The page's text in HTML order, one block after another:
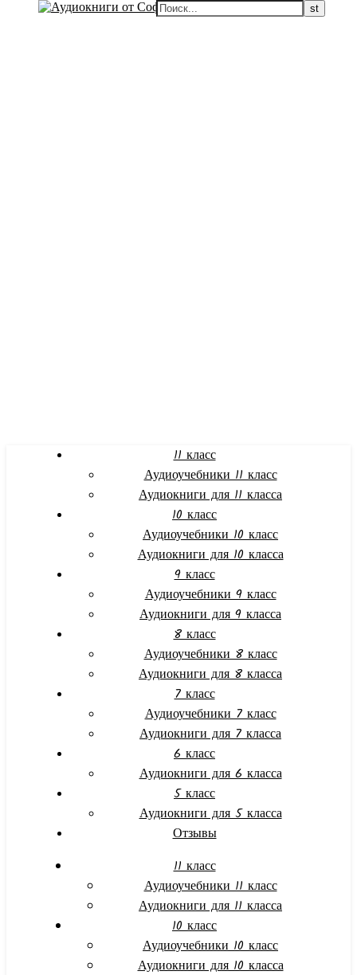
11 класс
Аудиоучебники 11 класс
Аудиокниги для 11 класса
10 класс
Аудиоучебники 10 класс
Аудиокниги для 10 класса
9 класс
Аудиоучебники 9 класс
Аудиокниги для 9 класса
8 класс
Аудиоучебники 8 класс
Аудиокниги для 8 класса
7 класс
Аудиоучебники 7 класс
Аудиокниги для 7 класса
6 класс
Аудиокниги для 6 класса
5 класс
Аудиокниги для 5 класса
Отзывы
11 класс
Аудиоучебники 11 класс
Аудиокниги для 11 класса
10 класс
Аудиоучебники 10 класс
Аудиокниги для 10 класса